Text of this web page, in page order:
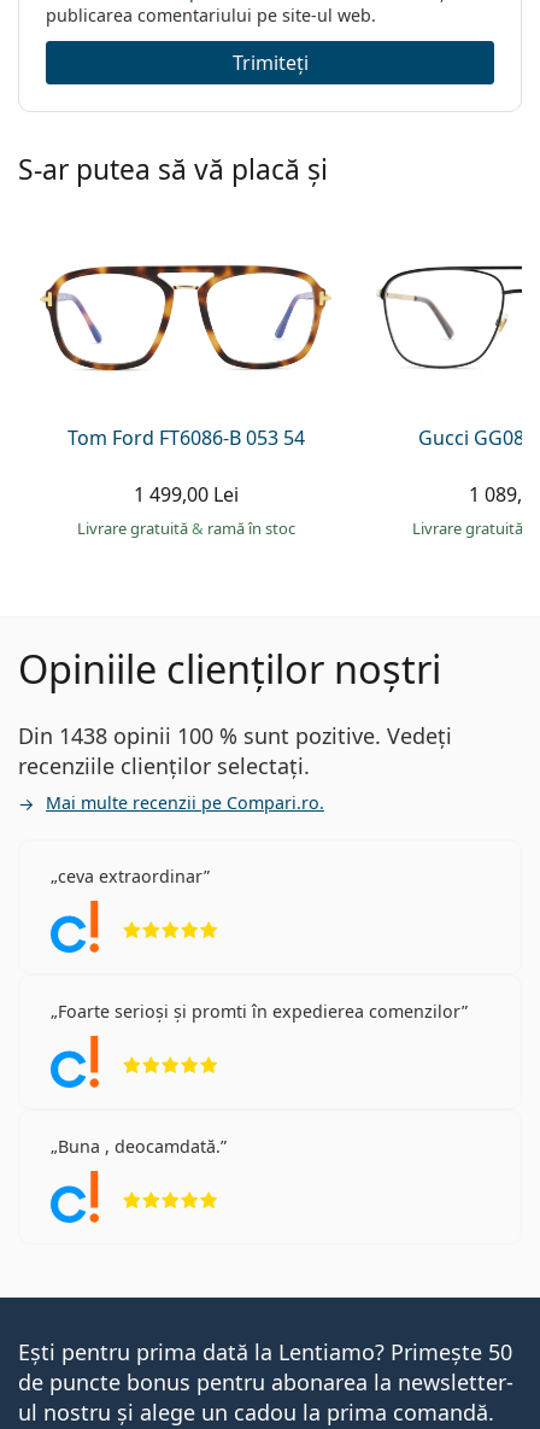
publicarea comentariului pe site-ul web.
Trimiteți
S-ar putea să vă placă și
Tom Ford FT6086-B 053 54
1 499,00 Lei
Livrare gratuită& ramă în stoc
Gucci
1
Livrare gratuită
Opiniile clienților noștri
Din 1438 opinii 100 % sunt pozitive. Vedeți
recenziile clienților selectați.
Mai multe recenzii pe Compari.ro.
ceva extraordinar
Foarte serioși și promti în expedierea comenzilor
Buna , deocamdată.
Ești pentru prima dată la Lentiamo? Primește 50
de puncte bonus pentru abonarea la newsletter-
ul nostru și alege un cadou la prima comandă.